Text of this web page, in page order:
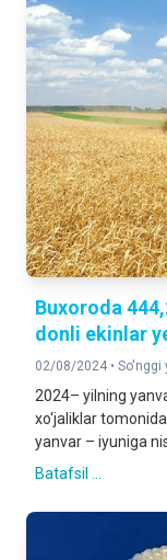
Buxoroda
donli ekinlar
02/08/2024 • So'nggi
2024– yilning
xo‘jaliklar
yanvar – iyuniga
Batafsil ...